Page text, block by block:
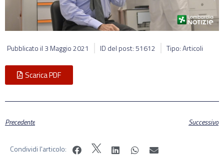
Pubblicato il 3 Maggio 2021 ID del post: 51612 Tipo: Articoli
Scarica PDF
Precedente Successivo
Condividi l'articolo: